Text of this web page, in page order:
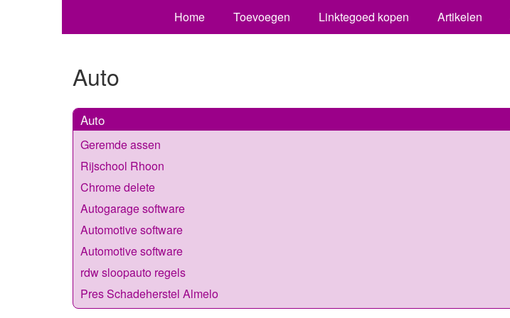
Home Toevoegen Linktegoed kopen Artikelen
Auto
Auto
Geremde assen
Rijschool Rhoon
Chrome delete
Autogarage software
Automotive software
Automotive software
rdw sloopauto regels
Pres Schadeherstel Almelo